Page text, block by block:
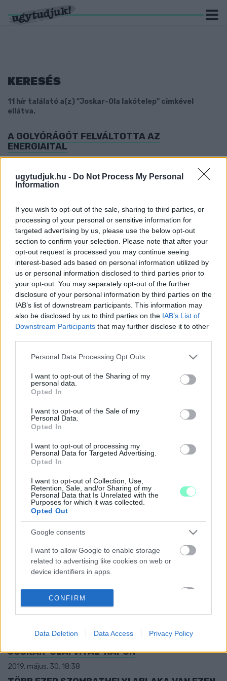
ugytudjuk.hu - Do Not Process My Personal
Information
If you wish to opt-out of the sale, sharing to third parties, or
processing of your personal or sensitive information for
targeted advertising by us, please use the below opt-out
section to confirm your selection. Please note that after your
opt-out request is processed you may continue seeing
interest-based ads based on personal information utilized by
us or personal information disclosed to third parties prior to
your opt-out. You may separately opt-out of the further
disclosure of your personal information by third parties on the
IAB’s list of downstream participants. This information may
also be disclosed by us to third parties on the IAB’s List of
Downstream Participants that may further disclose it to other
Please note that this website/app uses one or more Google
not limited to your visit or usage behaviour. You may click to
grant or deny consent to Google and its third-party tags to
use your data for below specified purposes in below Google
consent section.
Personal Data Processing Opt Outs
I want to opt-out of the Sharing of my
personal data.
Opted In
I want to opt-out of the Sale of my
Personal Data.
Opted In
I want to opt-out of processing my
Personal Data for Targeted Advertising.
Opted In
I want to opt-out of Collection, Use,
Retention, Sale, and/or Sharing of my
Personal Data that Is Unrelated with the
Purposes for which it was collected.
Opted Out
Google consents
I want to allow Google to enable storage
related to advertising like cookies on web or
device identifiers in apps.
I want to allow my user data to be sent to
Google for online advertising purposes.
personalized advertising.
I want to allow Google to enable storage
related to analytics like cookies on web or
device identifiers in apps.
CONFIRM
Data Deletion Data Access Privacy Policy
KERESÉS
11 hír találató a(z) "Joskar-Ola lakótelep" cimkével
ellátva.
A GOLYÓRÁGÓT FELVÁLTOTTA AZ
ENERGIAITAL
A 90-es évek közepén gomba módra nyitottak a garázsboltok
Szombathelyen. A lerakatok aztán lassan eltünedeztek, mára
maréknyi kereskedő tartja életben a műfajt. A slágertermékek
KELEMEN KRISZTIÁN: „A KÉPVISELŐSÉG
SZÁMOMRA SZOLGÁLAT!”
2023. október. 12. 07:22
Szombathely Joskar-Ola városrészének képviselője második
ciklusát tölti a közgyűlésben. Volt olyan időszak, amikor ellenzéki
képviselőként úgy kellett összekalapolnia az összeget egy
játszótér felújítására. Nagyinterjú.
UNGÁR PÉTERÉK KISIKÁLTAK EGY
SZOMBATHELYI BUSZMEGÁLLÓT
2021. augusztus. 18. 18:21
Csillog-villog.
VIDEÓ - NEMCSAK TAPSSAL, DALLAL IS
KIFEJEZTÉK HÁLÁJUKAT AZ ÉRTÜNK
DOLGOZÓK FELÉ A SZOMBATHELYI JOSKAR-
OLA LAKÓTELEPEN
2020. március. 23. 20:48
Úgy tűnik, az egész városban szokássá vált a Hálataps.
MEGÚJULT EGY JÁRDASZAKASZ A JOSKAR-
OLA LAKÓTELEPEN
És még a lakók virágai is túlélték a kalandot.
ELKÉSZÜLT A PIHENŐPARK A JOSKAR-OLÁN
2019. november. 26. 15:51
Csinnadratta helyett csak simán kész lett.
HÁBOROGNAK A LAKÓK SZOMBATHELYEN, MÉG
SAJÁT PÉNZBŐL SEM ÉPÍTTETHETTEK
FEKVŐRENDŐRT
2019. október. 07. 06:50
A Kenyérvíz utcaiak kérését elkaszálta a városüzemeltetési
VÉGRE CÉLEGYENESBEN A HÁNYATOTT SORSÚ
TEMPLOMNÁL
2019. augusztus. 06. 20:00
Egy másik körzet képviselője nyújtott segítő kezet.
SAJÁT TESTSÚLYOS EDZÉST, ÖKÖLVÍVÁST ÉS
JOSKAR-OLAI VITÁL-NAPON
2019. május. 30. 18:38